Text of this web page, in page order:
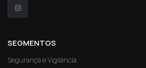
SEGMENTOS
Segurança e Vigilância